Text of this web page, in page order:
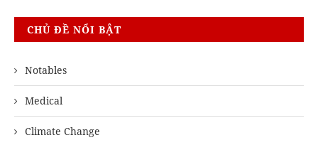
CHỦ ĐỀ NỔI BẬT
Notables
Medical
Climate Change